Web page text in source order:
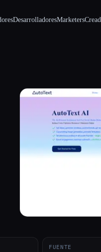
DesarrolladoresMarketers
FUENTE